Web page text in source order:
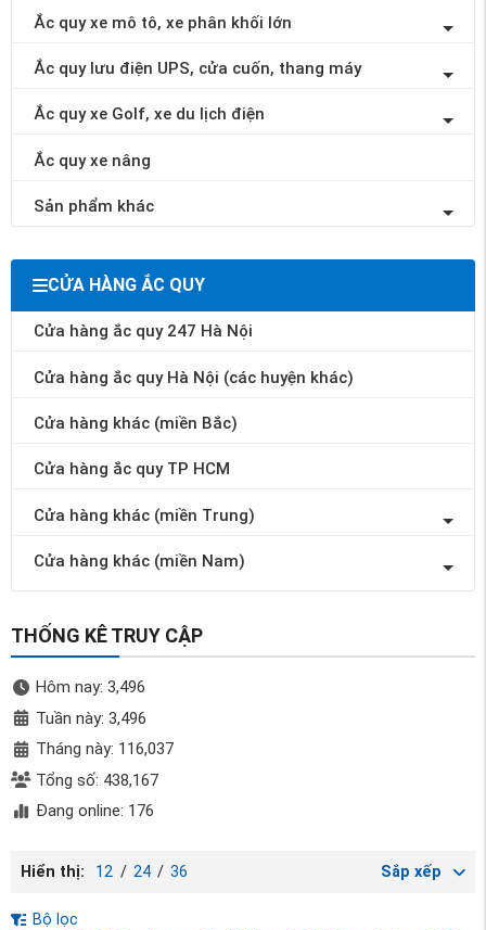
Ắc quy xe mô tô, xe phân khối lớn
Ắc quy lưu điện UPS, cửa cuốn, thang máy
Ắc quy xe Golf, xe du lịch điện
Ắc quy xe nâng
Sản phẩm khác
CỬA HÀNG ẮC QUY
Cửa hàng ắc quy 247 Hà Nội
Cửa hàng ắc quy Hà Nội (các huyện khác)
Cửa hàng khác (miền Bắc)
Cửa hàng ắc quy TP HCM
Cửa hàng khác (miền Trung)
Cửa hàng khác (miền Nam)
THỐNG KÊ TRUY CẬP
Hôm nay: 3,496
Tuần này: 3,496
Tháng này: 116,037
Tổng số: 438,167
Đang online: 176
Hiển thị: 12 / 24 / 36 Sắp xếp
Bộ lọc